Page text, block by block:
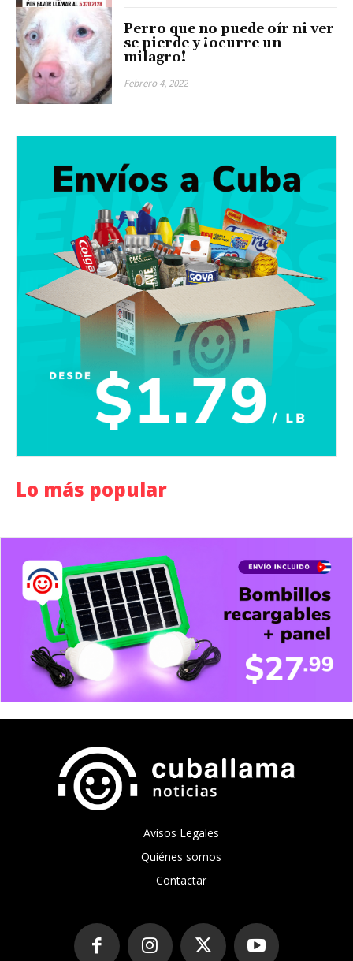
Perro que no puede oír ni ver
se pierde y ¡ocurre un
milagro!
Febrero 4, 2022
Lo más popular
Avisos Legales
Quiénes somos
Contactar